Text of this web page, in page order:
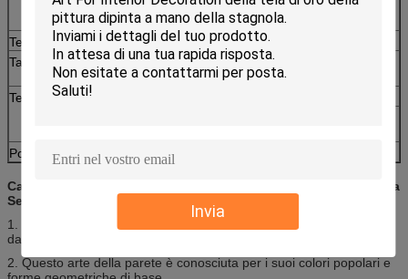
Invia
impermeabile e cinque della bolla hanno
messo a strati il cartone ondulato.
Tempo del campione
Una settimana
Tassa del campione
Fatto pagare e ritornato quando ordine alla
rinfusa
Termine di consegna
Politica di sconto
Ordini più di 10 pezzi
Caratteristiche della pittura a olio Misty Morning di Monet sulla
Senna:
1. protegga le opere d'arte con le pitture che proteggono gli animali
dai raggi ultravioletti
2. Questo arte della parete è conosciuta per i suoi colori popolari e